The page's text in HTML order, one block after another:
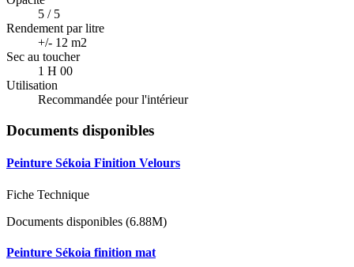
5 / 5
Rendement par litre
+/- 12 m2
Sec au toucher
1 H 00
Utilisation
Recommandée pour l'intérieur
Documents disponibles
Peinture Sékoia Finition Velours
Fiche Technique
Documents disponibles (6.88M)
Peinture Sékoia finition mat